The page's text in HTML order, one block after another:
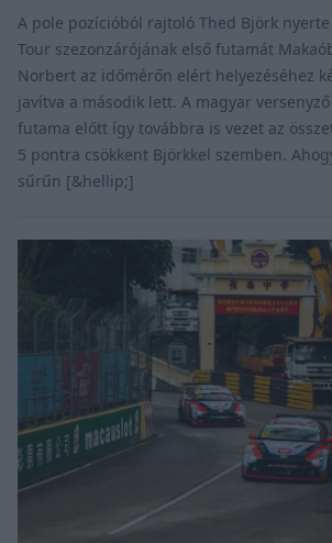
A pole pozícióból rajtoló Thed Björk nyerte
Tour szezonzárójának első futamát
Norbert az időmérőn elért helyezéséhez
javítva a második lett. A magyar
futama előtt így továbbra is vezet az
5 pontra csökkent Björkkel szemben.
sűrűn [&hellip;]